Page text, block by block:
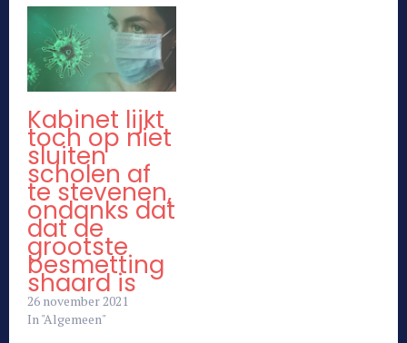
september in. Iedereen die
naar de horeca,
wedstrijden, theater,
bioscopen of concerten
wil gaan moet een
coronatoegangsbewijs
kunnen zien in…
Kabinet lijkt
toch op niet
sluiten
scholen af
te stevenen,
ondanks dat
dat de
grootste
besmetting
shaard is
26 november 2021
In "Algemeen"